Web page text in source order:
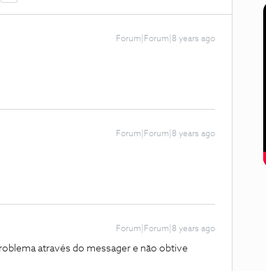
Forum|Forum|8 years ago
Forum|Forum|8 years ago
Forum|Forum|8 years ago
através do messager e não obtive